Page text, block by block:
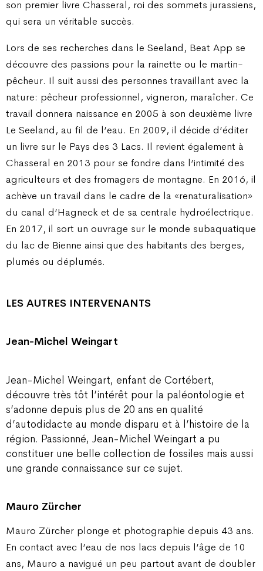
son premier livre Chasseral, roi des sommets jurassiens,
qui sera un véritable succès.
Lors de ses recherches dans le Seeland, Beat App se
découvre des passions pour la rainette ou le martin-
pêcheur. Il suit aussi des personnes travaillant avec la
nature: pêcheur professionnel, vigneron, maraîcher. Ce
travail donnera naissance en 2005 à son deuxième livre
Le Seeland, au fil de l’eau. En 2009, il décide d’éditer
un livre sur le Pays des 3 Lacs. Il revient également à
Chasseral en 2013 pour se fondre dans l’intimité des
agriculteurs et des fromagers de montagne. En 2016, il
achève un travail dans le cadre de la «renaturalisation»
du canal d’Hagneck et de sa centrale hydroélectrique.
En 2017, il sort un ouvrage sur le monde subaquatique
du lac de Bienne ainsi que des habitants des berges,
plumés ou déplumés.
LES AUTRES INTERVENANTS
Jean-Michel Weingart
Jean-Michel Weingart, enfant de Cortébert,
découvre très tôt l’intérêt pour la paléontologie et
s’adonne depuis plus de 20 ans en qualité
d’autodidacte au monde disparu et à l’histoire de la
région. Passionné, Jean-Michel Weingart a pu
constituer une belle collection de fossiles mais aussi
une grande connaissance sur ce sujet.
Mauro Zürcher
Mauro Zürcher plonge et photographie depuis 43 ans.
En contact avec l’eau de nos lacs depuis l’âge de 10
ans, Mauro a navigué un peu partout avant de doubler